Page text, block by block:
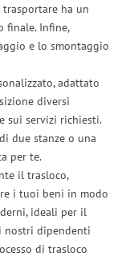
ha un
finale. Infine,
e lo smontaggio
adattato
diversi
sui servizi richiesti.
due stanze o una
per te.
il trasloco,
i tuoi beni in modo
ideali per il
nostri dipendenti
di trasloco